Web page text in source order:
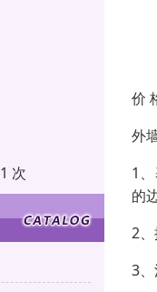
次
价
外
1
的
2
3